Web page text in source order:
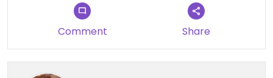
Comment Share